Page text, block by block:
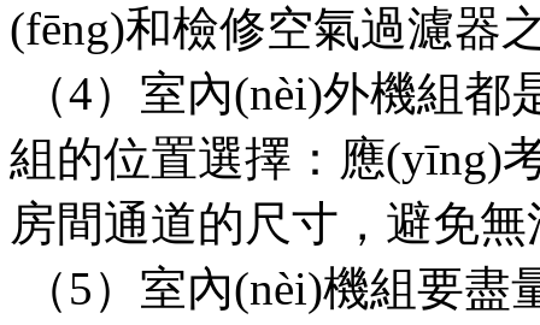
(fēng)和檢修空氣過濾器之
（4）室內(nèi)外機組
組的位置選擇：應(yīng)
房間通道的尺寸，避免
（5）室內(nèi)機組要盡